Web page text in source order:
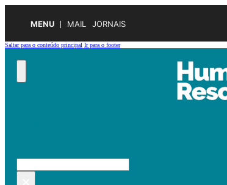
MENU MAIL JORNAIS
Saltar para o conteúdo principal Ir para o footer
Pesquisar